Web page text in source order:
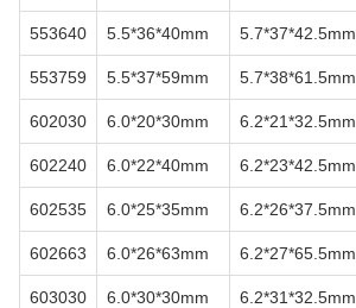
553640 5.5*36*40mm 5.7*37*42.5mm
553759 5.5*37*59mm 5.7*38*61.5mm
602030 6.0*20*30mm 6.2*21*32.5mm
602240 6.0*22*40mm 6.2*23*42.5mm
602535 6.0*25*35mm 6.2*26*37.5mm
602663 6.0*26*63mm 6.2*27*65.5mm
603030 6.0*30*30mm 6.2*31*32.5mm